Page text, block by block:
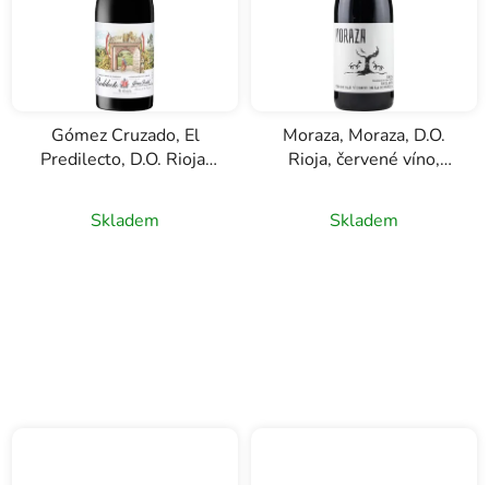
Gómez Cruzado, El
Predilecto, D.O. Rioja,
Skladem
Moraza, Moraza, D.O.
Rioja, červené víno,
Skladem